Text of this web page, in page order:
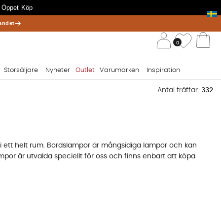
Köp
0
Storsäljare Nyheter Outlet Varumärken Inspiration
Antal träffar: 332
helt rum. Bordslampor är mångsidiga lampor och kan
är utvalda speciellt för oss och finns enbart att köpa
som PR Home, House Doctor och Madam Stolz.